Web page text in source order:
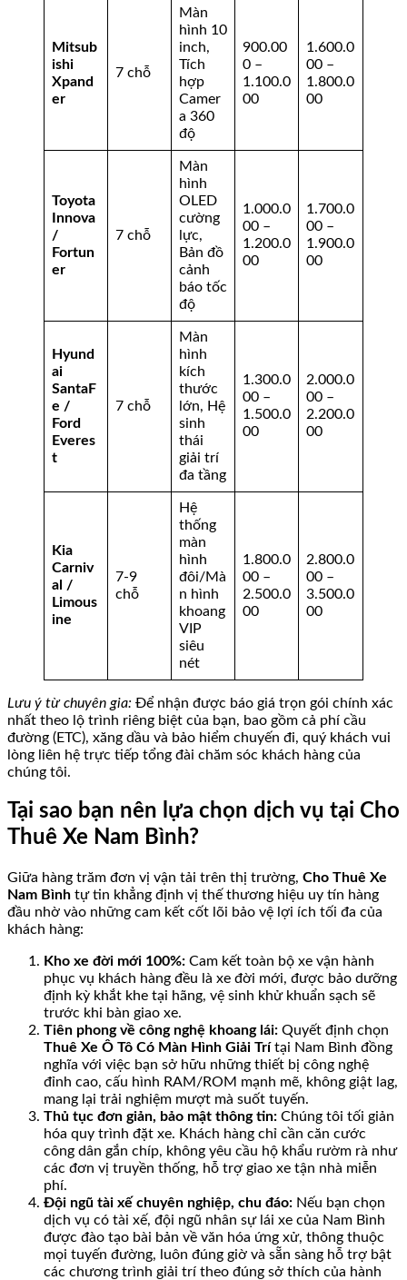
Mitsub
ishi
Xpand
er
7 chỗ
Màn
hình 10
inch,
Tích
hợp
Camer
a 360
độ
900.00
0 –
1.100.0
00
1.600.0
00 –
1.800.0
00
Toyota
Innova
/
Fortun
er
7 chỗ
Màn
hình
OLED
cường
lực,
Bản đồ
cảnh
báo tốc
độ
1.000.0
00 –
1.200.0
00
1.700.0
00 –
1.900.0
00
Hyund
ai
SantaF
e /
Ford
Everes
t
7 chỗ
Màn
hình
kích
thước
lớn, Hệ
sinh
thái
giải trí
đa tầng
1.300.0
00 –
1.500.0
00
2.000.0
00 –
2.200.0
00
Kia
Carniv
al /
Limous
ine
7-9
chỗ
Hệ
thống
màn
hình
đôi/Mà
n hình
khoang
VIP
siêu
nét
1.800.0
00 –
2.500.0
00
2.800.0
00 –
3.500.0
00
Lưu ý từ chuyên gia: Để nhận được báo giá trọn gói chính xác
nhất theo lộ trình riêng biệt của bạn, bao gồm cả phí cầu
đường (ETC), xăng dầu và bảo hiểm chuyến đi, quý khách vui
lòng liên hệ trực tiếp tổng đài chăm sóc khách hàng của
chúng tôi.
Tại sao bạn nên lựa chọn dịch vụ tại Cho
Thuê Xe Nam Bình?
Giữa hàng trăm đơn vị vận tải trên thị trường, Cho Thuê Xe
Nam Bình tự tin khẳng định vị thế thương hiệu uy tín hàng
đầu nhờ vào những cam kết cốt lõi bảo vệ lợi ích tối đa của
khách hàng:
Kho xe đời mới 100%: Cam kết toàn bộ xe vận hành
phục vụ khách hàng đều là xe đời mới, được bảo dưỡng
định kỳ khắt khe tại hãng, vệ sinh khử khuẩn sạch sẽ
trước khi bàn giao xe.
Tiên phong về công nghệ khoang lái: Quyết định chọn
Thuê Xe Ô Tô Có Màn Hình Giải Trítại Nam Bình đồng
nghĩa với việc bạn sở hữu những thiết bị công nghệ
đỉnh cao, cấu hình RAM/ROM mạnh mẽ, không giật lag,
mang lại trải nghiệm mượt mà suốt tuyến.
Thủ tục đơn giản, bảo mật thông tin: Chúng tôi tối giản
hóa quy trình đặt xe. Khách hàng chỉ cần căn cước
công dân gắn chíp, không yêu cầu hộ khẩu rườm rà như
các đơn vị truyền thống, hỗ trợ giao xe tận nhà miễn
phí.
Đội ngũ tài xế chuyên nghiệp, chu đáo: Nếu bạn chọn
dịch vụ có tài xế, đội ngũ nhân sự lái xe của Nam Bình
được đào tạo bài bản về văn hóa ứng xử, thông thuộc
mọi tuyến đường, luôn đúng giờ và sẵn sàng hỗ trợ bật
các chương trình giải trí theo đúng sở thích của hành